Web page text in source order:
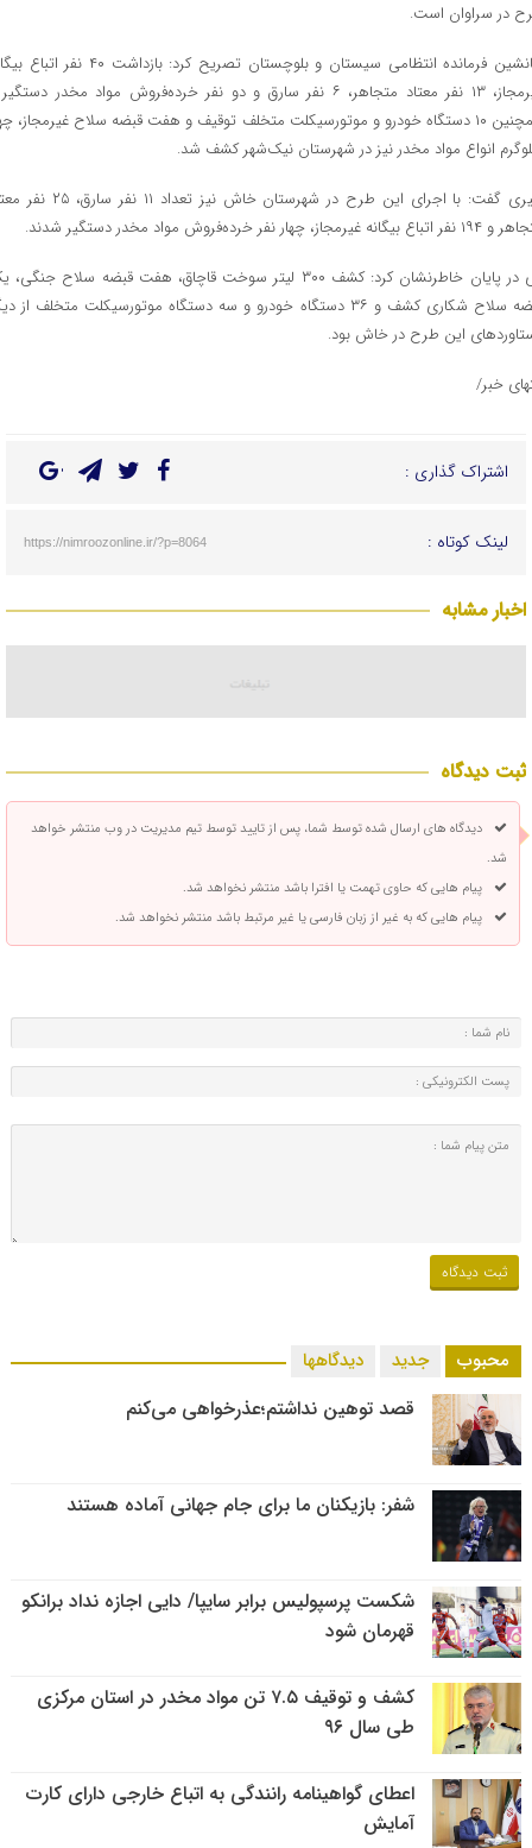
در سراوان است.
جانشین فرمانده انتظامی سیستان و بلوچستان تصریح کرد: بازداشت ۴۰
غیرمجاز، ۱۳ نفر معتاد متجاهر، ۶ نفر سارق و دو نفر خرده‌فروش مواد مخدر
همچنین ۱۰ دستگاه خودرو و موتورسیکلت متخلف توقیف و هفت قبضه سلاح غیرمجاز،
انواع مواد مخدر نیز در شهرستان نیک‌شهر کشف شد.
دلیری گفت: با اجرای این طرح در شهرستان خاش نیز تعداد ۱۱
غیرمجاز، چهار نفر خرده‌فروش مواد مخدر دستگیر شدند.
وی در پایان خاطرنشان کرد: کشف ۳۰۰ لیتر سوخت قاچاق، هفت قبضه سلاح
قبضه سلاح شکاری کشف و ۳۶ دستگاه خودرو و سه دستگاه موتورسیکلت متخلف از
این طرح در خاش بود.
خبر/
اشتراک گذاری :
لینک کوتاه : https://nimroozonline.ir/?p=8064
اخبار مشابه
ثبت دیدگاه
دیدگاه های ارسال شده توسط شما، پس از تایید توسط تیم مدیریت در وب منتشر خواهد
شد.
پیام هایی که حاوی تهمت یا افترا باشد منتشر نخواهد شد.
پیام هایی که به غیر از زبان فارسی یا غیر مرتبط باشد منتشر نخواهد شد.
محبوب جدید دیدگاهها
قصد توهین نداشتم؛عذرخواهی می‌کنم
شفر: بازیکنان ما برای جام جهانی آماده هستند
شکست پرسپولیس برابر سایپا/ دایی اجازه نداد برانکو
قهرمان شود
کشف و توقیف ۷.۵ تن مواد مخدر در استان مرکزی
طی سال ۹۶
اعطای گواهینامه رانندگی به اتباع خارجی دارای کارت
آمایش